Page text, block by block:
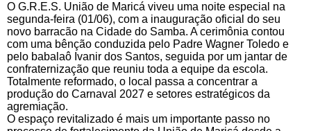
O G.R.E.S. União de Maricá viveu uma noite especial na
segunda-feira (01/06), com a inauguração oficial do seu
novo barracão na Cidade do Samba. A cerimônia contou
com uma bênção conduzida pelo Padre Wagner Toledo e
pelo babalaô Ivanir dos Santos, seguida por um jantar de
confraternização que reuniu toda a equipe da escola.
Totalmente reformado, o local passa a concentrar a
produção do Carnaval 2027 e setores estratégicos da
agremiação.
O espaço revitalizado é mais um importante passo no